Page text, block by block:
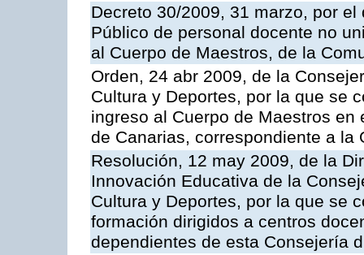
Decreto 30/2009, 31 marzo, por
Público de personal docente no
al Cuerpo de Maestros, de la
Orden, 24 abr 2009, de la
Cultura y Deportes, por la que se
ingreso al Cuerpo de Maestros
de Canarias, correspondiente a la
Resolución, 12 may 2009, de la
Innovación Educativa de la
Cultura y Deportes, por la que se
formación dirigidos a centros
dependientes de esta Consejería